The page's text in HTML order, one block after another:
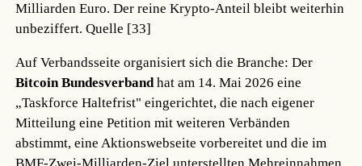
Milliarden Euro. Der reine Krypto-Anteil bleibt weiterhin
unbeziffert.Quelle [33]
Auf Verbandsseite organisiert sich die Branche: Der
Bitcoin Bundesverbandhat am 14. Mai 2026 eine
„Taskforce Haltefrist" eingerichtet, die nach eigener
Mitteilung eine Petition mit weiteren Verbänden
abstimmt, eine Aktionswebseite vorbereitet und die im